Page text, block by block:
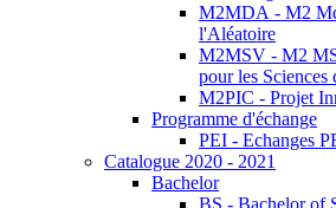
M2MDA - M2
l'Aléatoire
M2MSV - M2
pour les Sciences
M2PIC - Projet
Programme d'échange
PEI - Echanges
Catalogue 2020 - 2021
Bachelor
BS - Bachelor of